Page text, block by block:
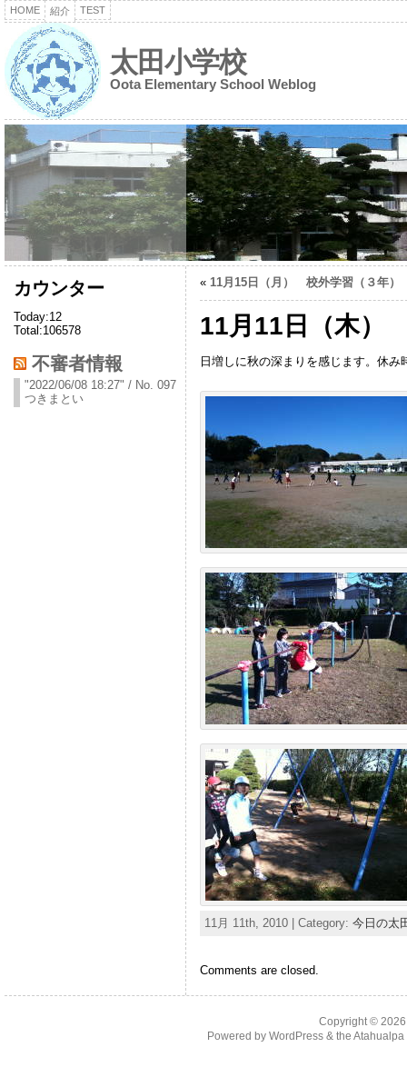
HOME 紹介 TEST
太田小学校
Oota Elementary School Weblog
カウンター
Today:12
Total:106578
不審者情報
"2022/06/08 18:27" / No. 097
つきまとい
« 11月15日（月） 校外学習（３年）
11月11日（木）
日増しに秋の深まりを感じます。休
11月 11th, 2010 | Category: 今日の太
Comments are closed.
Copyright ©
Powered by WordPress& the Atahualpa